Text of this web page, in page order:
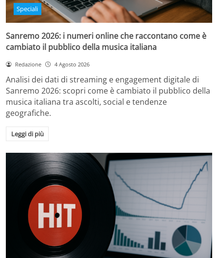
Speciali
Sanremo 2026: i numeri online che raccontano come è
cambiato il pubblico della musica italiana
Redazione 4 Agosto 2026
Analisi dei dati di streaming e engagement digitale di
Sanremo 2026: scopri come è cambiato il pubblico della
musica italiana tra ascolti, social e tendenze
geografiche.
Leggi di più